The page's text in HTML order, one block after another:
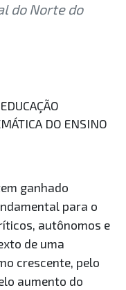
do Norte do
DO ENSINO
ganhado
para o
autônomos e
de uma
crescente, pelo
aumento do